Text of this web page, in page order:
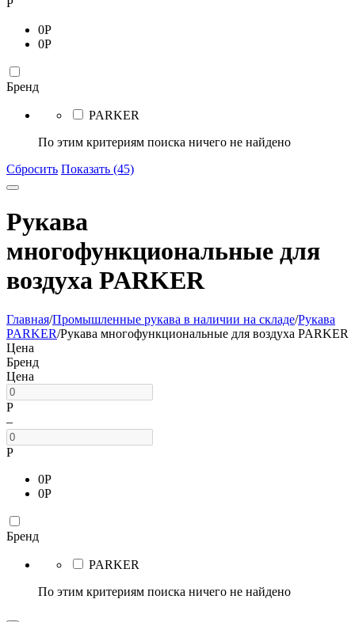
Р
0Р
0Р
Бренд
PARKER
По этим критериям поиска ничего не найдено
Сбросить Показать (45)
Рукава
многофункциональные для
воздуха PARKER
Главная/Промышленные рукава в наличии на складе/Рукава
PARKER/Рукава многофункциональные для воздуха PARKER
Цена
Бренд
Цена
Р
–
Р
0Р
0Р
Бренд
PARKER
По этим критериям поиска ничего не найдено